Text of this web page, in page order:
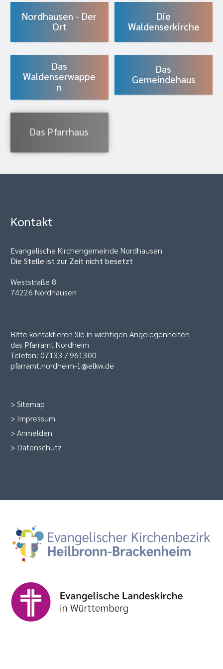
Nordhausen - Der
Ort
Die
Waldenserkirche
Das
Waldenserwappe
n
Das
Gemeindehaus
Das Pfarrhaus
Kontakt
Evangelische Kirchengemeinde Nordhausen
Die Stelle ist zur Zeit nicht besetzt
Weststraße 8
74226 Nordhausen
Bitte kontaktieren Sie in wichtigen Angelegenheiten
das Pfarramt Nordheim
Telefon: 07133 / 961300
pfarramt.nordheim-1@elkw.de
>Sitemap
> Impressum
>Anmelden
> Datenschutz